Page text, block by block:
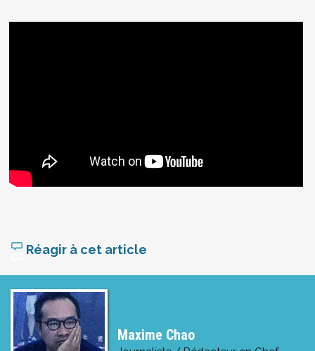
Réagir à cet article
Maxime Chao